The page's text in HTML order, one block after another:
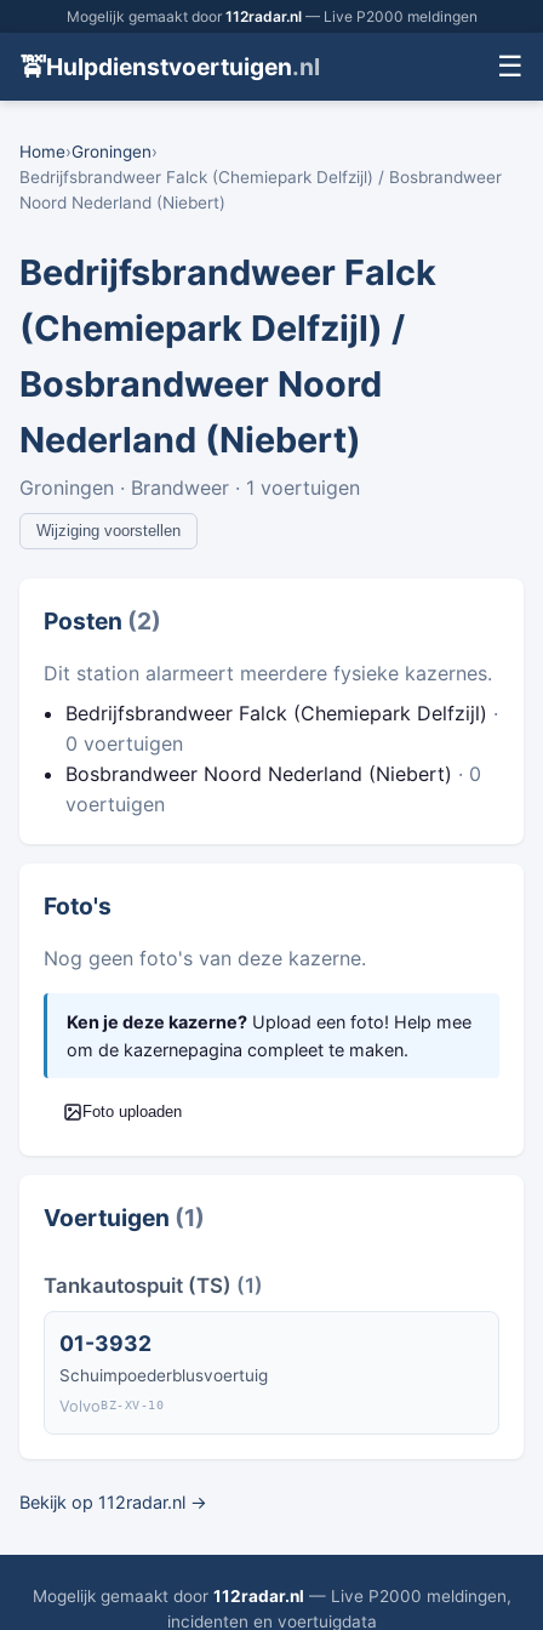
Mogelijk gemaakt door 112radar.nl— Live P2000 meldingen
🚖Hulpdienstvoertuigen.nl ☰
Home›Groningen›
Bedrijfsbrandweer Falck (Chemiepark Delfzijl) / Bosbrandweer
Noord Nederland (Niebert)
Bedrijfsbrandweer Falck
(Chemiepark Delfzijl) /
Bosbrandweer Noord
Nederland (Niebert)
Groningen · Brandweer · 1 voertuigen
Wijziging voorstellen
Posten (2)
Dit station alarmeert meerdere fysieke kazernes.
Bedrijfsbrandweer Falck (Chemiepark Delfzijl) ·
0 voertuigen
Bosbrandweer Noord Nederland (Niebert) · 0
voertuigen
Foto's
Nog geen foto's van deze kazerne.
Ken je deze kazerne? Upload een foto! Help mee
om de kazernepagina compleet te maken.
Foto uploaden
Voertuigen (1)
Tankautospuit (TS) (1)
01-3932
Schuimpoederblusvoertuig
VolvoBZ-XV-10
Bekijk op 112radar.nl →
Mogelijk gemaakt door 112radar.nl — Live P2000 meldingen,
incidenten en voertuigdata